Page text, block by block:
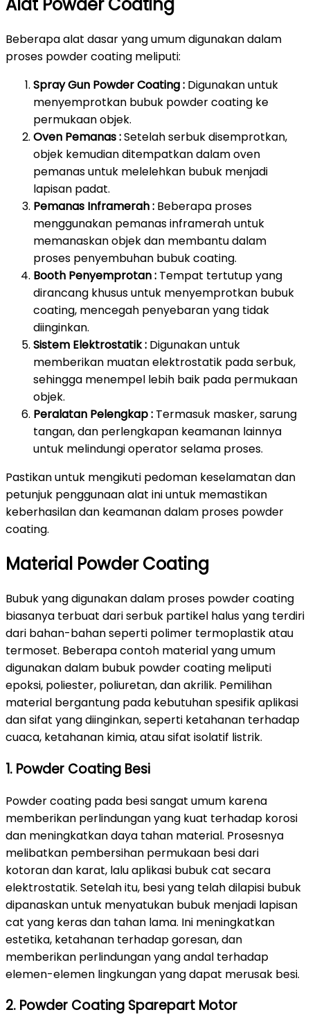
Alat Powder Coating
Beberapa alat dasar yang umum digunakan dalam
proses powder coating meliputi:
Spray Gun Powder Coating : Digunakan untuk
menyemprotkan bubuk powder coating ke
permukaan objek.
Oven Pemanas :Setelah serbuk disemprotkan,
objek kemudian ditempatkan dalam oven
pemanas untuk melelehkan bubuk menjadi
lapisan padat.
Pemanas Inframerah : Beberapa proses
menggunakan pemanas inframerah untuk
memanaskan objek dan membantu dalam
proses penyembuhan bubuk coating.
Booth Penyemprotan : Tempat tertutup yang
dirancang khusus untuk menyemprotkan bubuk
coating, mencegah penyebaran yang tidak
diinginkan.
Sistem Elektrostatik : Digunakan untuk
memberikan muatan elektrostatik pada serbuk,
sehingga menempel lebih baik pada permukaan
objek.
Peralatan Pelengkap : Termasuk masker, sarung
tangan, dan perlengkapan keamanan lainnya
untuk melindungi operator selama proses.
Pastikan untuk mengikuti pedoman keselamatan dan
petunjuk penggunaan alat ini untuk memastikan
keberhasilan dan keamanan dalam proses powder
coating.
Material Powder Coating
Bubuk yang digunakan dalam proses powder coating
biasanya terbuat dari serbuk partikel halus yang terdiri
dari bahan-bahan seperti polimer termoplastik atau
termoset. Beberapa contoh material yang umum
digunakan dalam bubuk powder coating meliputi
epoksi, poliester, poliuretan, dan akrilik. Pemilihan
material bergantung pada kebutuhan spesifik aplikasi
dan sifat yang diinginkan, seperti ketahanan terhadap
cuaca, ketahanan kimia, atau sifat isolatif listrik.
1. Powder Coating Besi
Powder coating pada besi sangat umum karena
memberikan perlindungan yang kuat terhadap korosi
dan meningkatkan daya tahan material. Prosesnya
melibatkan pembersihan permukaan besi dari
kotoran dan karat, lalu aplikasi bubuk cat secara
elektrostatik. Setelah itu, besi yang telah dilapisi bubuk
dipanaskan untuk menyatukan bubuk menjadi lapisan
cat yang keras dan tahan lama. Ini meningkatkan
estetika, ketahanan terhadap goresan, dan
memberikan perlindungan yang andal terhadap
elemen-elemen lingkungan yang dapat merusak besi.
2. Powder Coating Sparepart Motor